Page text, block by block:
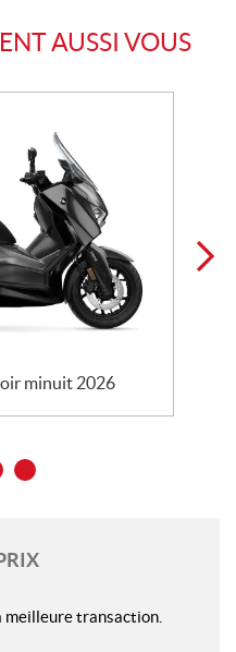
AUSSI VOUS
minuit 2026
transaction.